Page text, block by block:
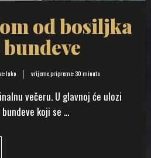
od bosiljka
lako vrijeme pripreme: 30 minuta
večeru. U glavnoj će ulozi
koji se ...